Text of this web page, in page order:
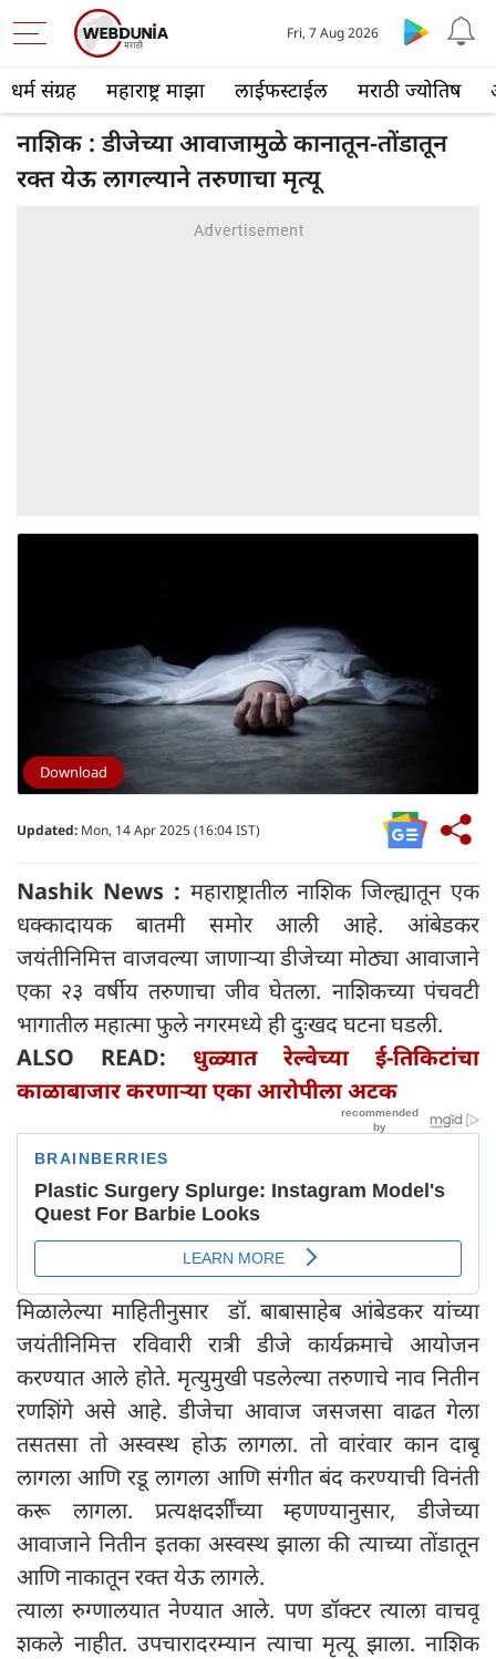
धर्म संग्रह महाराष्ट्र माझा लाईफस्टाईल मराठी ज्योतिष
Fri, 7 Aug 2026
नाशिक : डीजेच्या आवाजामुळे कानातून-तोंडातून
रक्त येऊ लागल्याने तरुणाचा मृत्यू
Download
Updated: Mon, 14 Apr 2025 (16:04 IST)
Nashik News : महाराष्ट्रातील नाशिक जिल्ह्यातून एक
धक्कादायक बातमी समोर आली आहे. आंबेडकर
जयंतीनिमित्त वाजवल्या जाणाऱ्या डीजेच्या मोठ्या आवाजाने
एका २३ वर्षीय तरुणाचा जीव घेतला. नाशिकच्या पंचवटी
भागातील महात्मा फुले नगरमध्ये ही दुःखद घटना घडली.
ALSO READ: धुळ्यात रेल्वेच्या ई-तिकिटांचा
काळाबाजार करणाऱ्या एका आरोपीला अटक
मिळालेल्या माहितीनुसार डॉ. बाबासाहेब आंबेडकर यांच्या
जयंतीनिमित्त रविवारी रात्री डीजे कार्यक्रमाचे आयोजन
करण्यात आले होते. मृत्युमुखी पडलेल्या तरुणाचे नाव नितीन
रणशिंगे असे आहे. डीजेचा आवाज जसजसा वाढत गेला
तसतसा तो अस्वस्थ होऊ लागला. तो वारंवार कान दाबू
लागला आणि रडू लागला आणि संगीत बंद करण्याची विनंती
करू लागला. प्रत्यक्षदर्शींच्या म्हणण्यानुसार, डीजेच्या
आवाजाने नितीन इतका अस्वस्थ झाला की त्याच्या तोंडातून
आणि नाकातून रक्त येऊ लागले.
त्याला रुग्णालयात नेण्यात आले. पण डॉक्टर त्याला वाचवू
शकले नाहीत. उपचारादरम्यान त्याचा मृत्यू झाला. नाशिक